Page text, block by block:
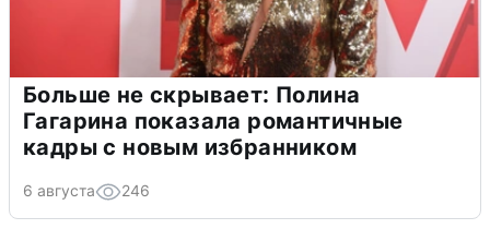
Больше не скрывает: Полина
Гагарина показала романтичные
кадры с новым избранником
6 августа 246